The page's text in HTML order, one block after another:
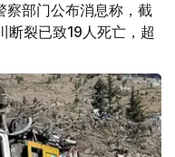
部门公布消息称，截
断裂已致19人死亡，超